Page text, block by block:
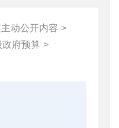
动公开内容 >
政府预算 >